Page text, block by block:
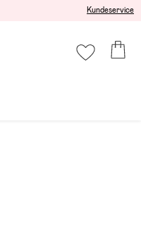
Kundeservice